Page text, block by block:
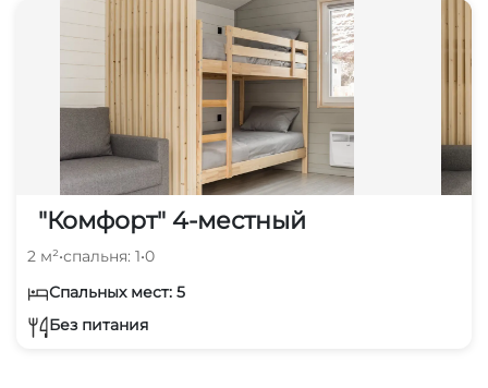
"Комфорт" 4-местный
2 м²•спальня: 1•0
Спальных мест: 5
Без питания